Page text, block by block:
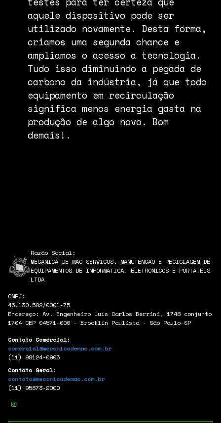
aquele dispositivo pode ser
utilizado novamente. Desta forma,
criamos uma segunda chance e
ampliamos o acesso a tecnologia.
Tudo isso diminuindo a pegada de
carbono da indústria, já que todo
equipamento em recirculação
significa menos energia gasta na
produção de algo novo. Bom
demais!.
Razão Social:
MECANICA DE MAC SERVICOS, MANUTENCAO E RECICLAGEM DE
EQUIPAMENTOS DE INFORMATICA, ELETRONICOS E PORTATEIS
LTDA
CNPJ:
45.130.502/0001-75
Endereço: Av. Engenheiro Luís Carlos Berrini, 1748 conjunto
1704 CEP 04571-000 - Brooklin Paulista - São Paulo-SP
Contato Comercial:
comercial@mecanicademac.com.br
(11) 98124-0905
Contato Geral:
contato@mecanicademac.com.br
(11) 95873-2000